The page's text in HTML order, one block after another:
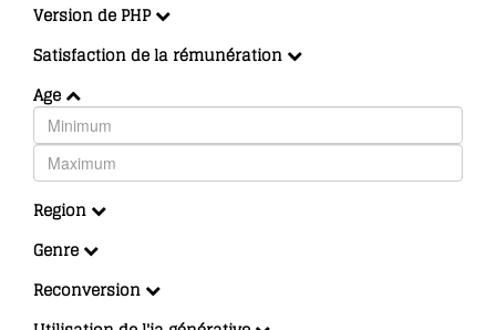
Version de PHP
Satisfaction de la rémunération
Age
Region
Genre
Reconversion